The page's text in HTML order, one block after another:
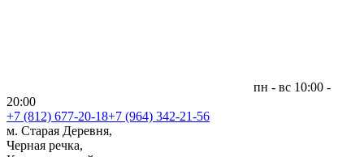
пн - вс 10:00 -
20:00
+7 (812) 677-20-18+7 (964) 342-21-56
м. Старая Деревня,
Черная речка,